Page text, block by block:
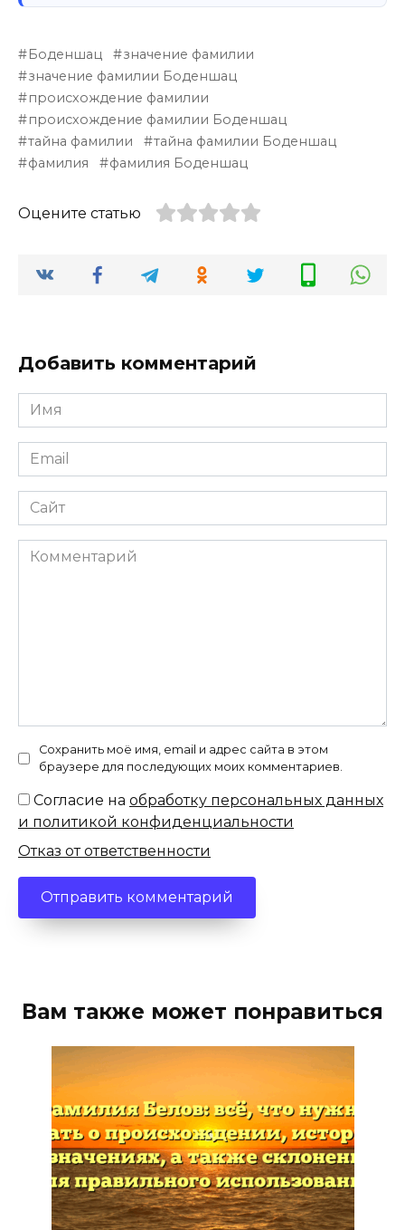
Боденшац
значение фамилии
значение фамилии Боденшац
происхождение фамилии
происхождение фамилии Боденшац
тайна фамилии
тайна фамилии Боденшац
фамилия
фамилия Боденшац
Оцените статью
Добавить комментарий
Имя
*
Email
*
Сайт
Комментарий
Сохранить моё имя, email и адрес сайта в этом
браузере для последующих моих комментариев.
Согласие на обработку персональных данных
и политикой конфиденциальности
Отказ от ответственности
Вам также может понравиться